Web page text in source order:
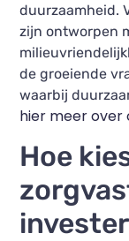
duurzaamheid.
zijn ontworpen
de groeiende
waarbij
hier meer over
Hoe